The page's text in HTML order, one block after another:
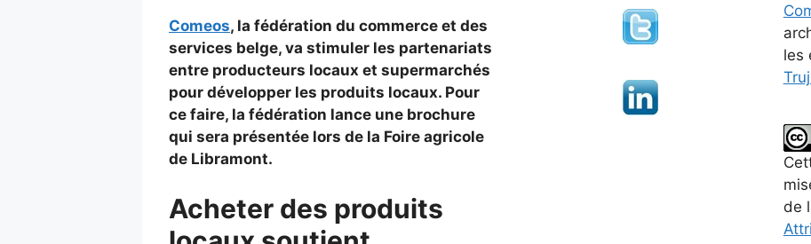
Comeos, la fédération du commerce et des
services belge, va stimuler les partenariats
entre producteurs locaux et supermarchés
pour développer les produits locaux. Pour
ce faire, la fédération lance une brochure
qui sera présentée lors de la Foire agricole
de Libramont.
Acheter des produits
les
de